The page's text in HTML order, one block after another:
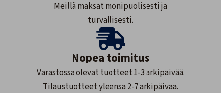
Meillä maksat monipuolisesti ja
turvallisesti.
Nopea toimitus
Varastossa olevat tuotteet 1-3 arkipäivää.
Tilaustuotteet yleensä 2-7 arkipäivää.